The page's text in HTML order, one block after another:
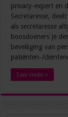
privacy-expert en
Secretaresse,
als secretaresse
boosdoeners Je
beveiliging van
patiënten-/
Lees verder »